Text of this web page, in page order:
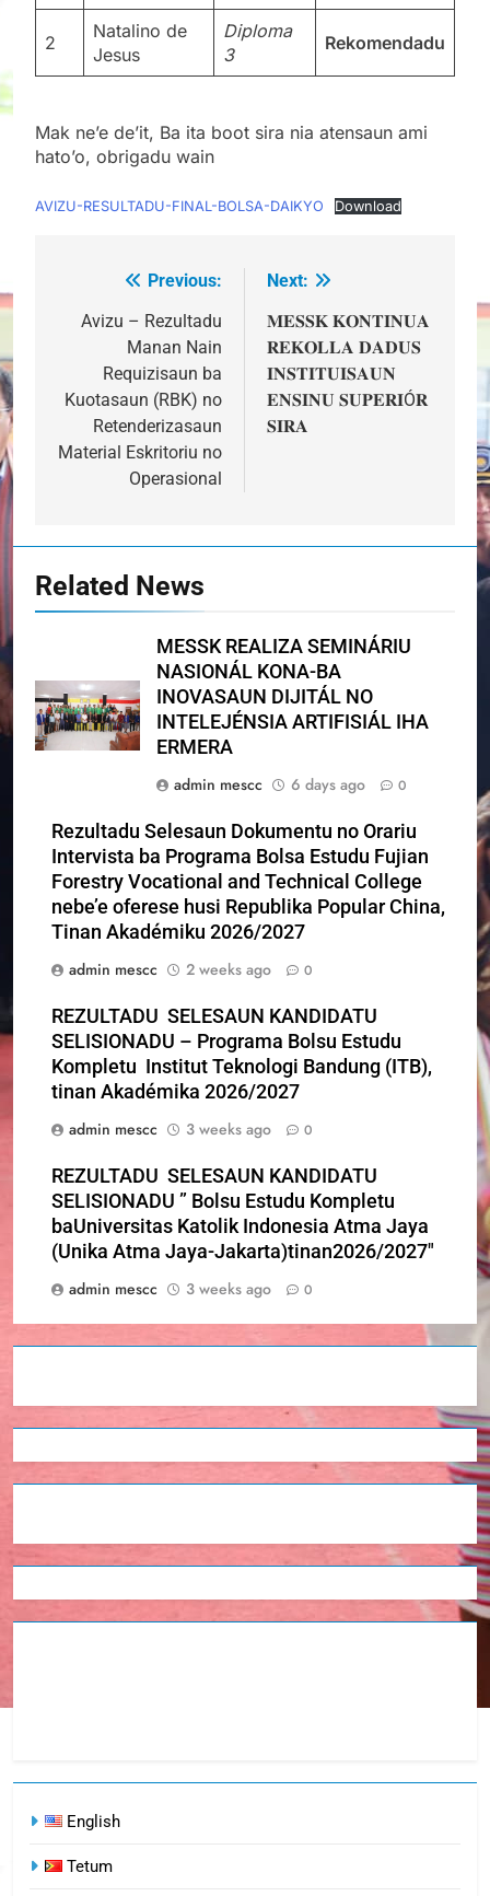
2
Natalino de
Jesus
Diploma
3
Rekomendadu
Mak ne’e de’it, Ba ita boot sira nia atensaun ami
hato’o, obrigadu wain
AVIZU-RESULTADU-FINAL-BOLSA-DAIKYO Download
navigation
Previous:
Avizu – Rezultadu
Manan Nain
Requizisaun ba
Kuotasaun (RBK) no
Retenderizasaun
Material Eskritoriu no
Operasional
Next:
𝐌𝐄𝐒𝐒𝐊 𝐊𝐎𝐍𝐓𝐈𝐍𝐔𝐀
𝐑𝐄𝐊𝐎𝐋𝐋𝐀 𝐃𝐀𝐃𝐔𝐒
𝐈𝐍𝐒𝐓𝐈𝐓𝐔𝐈𝐒𝐀𝐔𝐍
𝐄𝐍𝐒𝐈𝐍𝐔 𝐒𝐔𝐏𝐄𝐑𝐈Ó𝐑
𝐒𝐈𝐑𝐀
Related News
MESSK REALIZA SEMINÁRIU
NASIONÁL KONA-BA
INOVASAUN DIJITÁL NO
INTELEJÉNSIA ARTIFISIÁL IHA
ERMERA
admin mescc
6 days ago 0
Rezultadu Selesaun Dokumentu no Orariu
Intervista ba Programa Bolsa Estudu Fujian
Forestry Vocational and Technical College
nebe’e oferese husi Republika Popular China,
Tinan Akadémiku 2026/2027
admin mescc
2 weeks ago 0
REZULTADU SELESAUN KANDIDATU
SELISIONADU – Programa Bolsu Estudu
Kompletu Institut Teknologi Bandung (ITB),
tinan Akadémika 2026/2027
admin mescc
3 weeks ago 0
REZULTADU SELESAUN KANDIDATU
SELISIONADU ” Bolsu Estudu Kompletu
baUniversitas Katolik Indonesia Atma Jaya
(Unika Atma Jaya-Jakarta)tinan2026/2027″
admin mescc
3 weeks ago 0
English
Tetum